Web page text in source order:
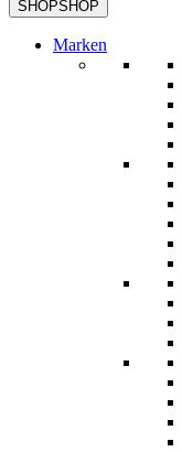
SHOPSHOP
Marken